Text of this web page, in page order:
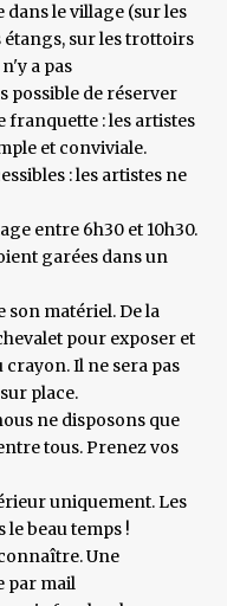
dans le village (sur les
étangs, sur les trottoirs
a pas
possible de réserver
franquette : les artistes
et conviviale.
: les artistes ne
entre 6h30 et 10h30.
garées dans un
son matériel. De la
pour exposer et
crayon. Il ne sera pas
place.
ne disposons que
tous. Prenez vos
uniquement. Les
beau temps !
Une
par mail